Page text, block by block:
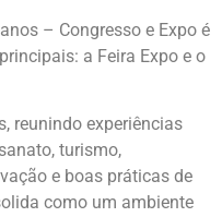
– Congresso e Expo é
a Feira Expo e o
reunindo experiências
turismo,
e boas práticas de
como um ambiente